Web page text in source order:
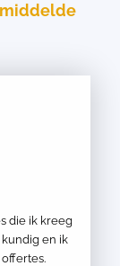
die ik kreeg
en ik